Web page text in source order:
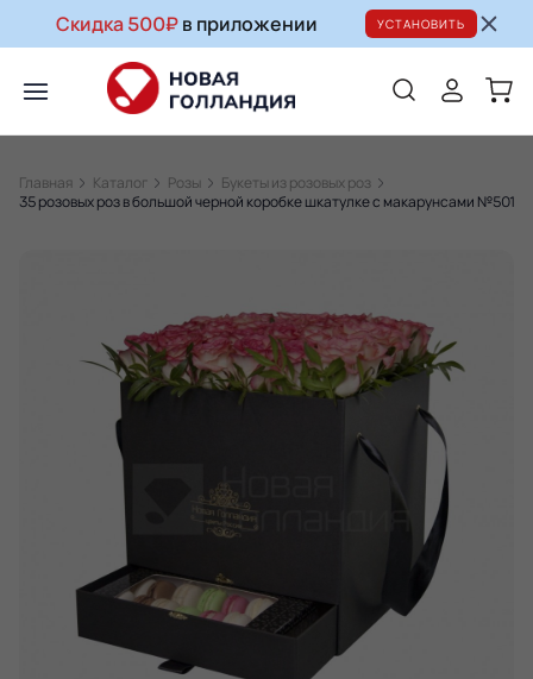
Скидка 500₽в приложении УСТАНОВИТЬ
Главная Каталог Розы
Букеты из розовых роз
35 розовых роз в большой черной коробке шкатулке с макарунсами №501